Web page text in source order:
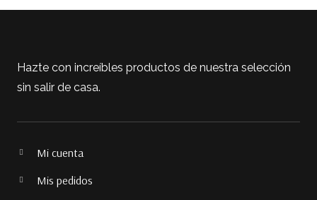
Hazte con increíbles productos de nuestra selección
sin salir de casa.
Mi cuenta
Mis pedidos